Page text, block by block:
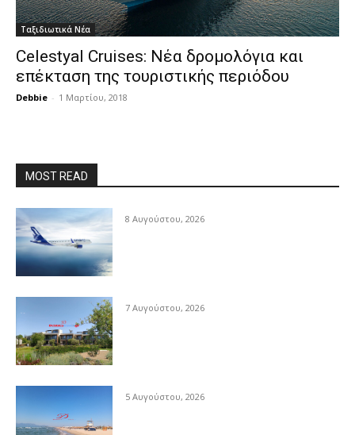
Ταξιδιωτικά Νέα
Celestyal Cruises: Νέα δρομολόγια και
επέκταση της τουριστικής περιόδου
Debbie - 1 Μαρτίου, 2018
MOST READ
8 Αυγούστου, 2026
7 Αυγούστου, 2026
5 Αυγούστου, 2026